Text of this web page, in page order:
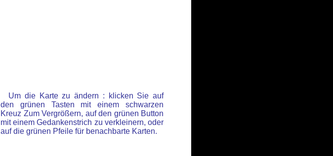
Um die Karte zu ändern : klicken Sie auf
den grünen Tasten mit einem schwarzen
Kreuz Zum Vergrößern, auf den grünen Button
mit einem Gedankenstrich zu verkleinern, oder
auf die grünen Pfeile für benachbarte Karten.